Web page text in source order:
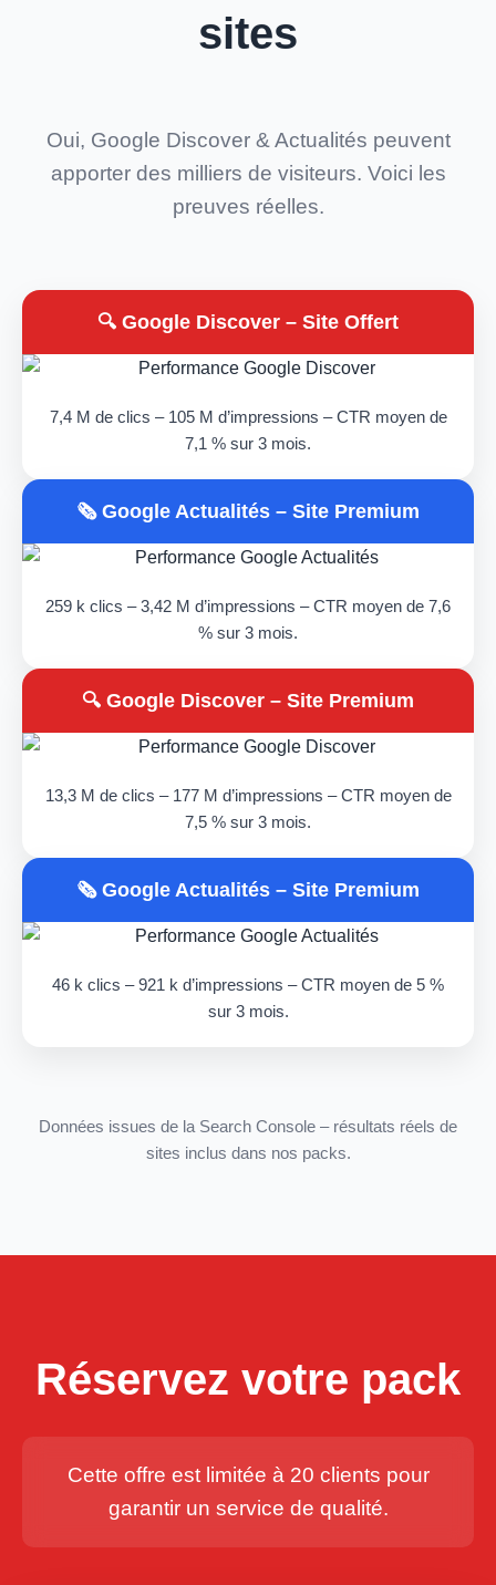
sites
Oui, Google Discover & Actualités peuvent
apporter des milliers de visiteurs. Voici les
preuves réelles.
🔍 Google Discover – Site Offert
7,4 M de clics – 105 M d’impressions – CTR moyen de
7,1 % sur 3 mois.
🗞️ Google Actualités – Site Premium
259 k clics – 3,42 M d’impressions – CTR moyen de 7,6
% sur 3 mois.
🔍 Google Discover – Site Premium
13,3 M de clics – 177 M d’impressions – CTR moyen de
7,5 % sur 3 mois.
🗞️ Google Actualités – Site Premium
46 k clics – 921 k d’impressions – CTR moyen de 5 %
sur 3 mois.
Données issues de la Search Console – résultats réels de
sites inclus dans nos packs.
Réservez votre pack
Cette offre est limitée à 20 clients pour
garantir un service de qualité.